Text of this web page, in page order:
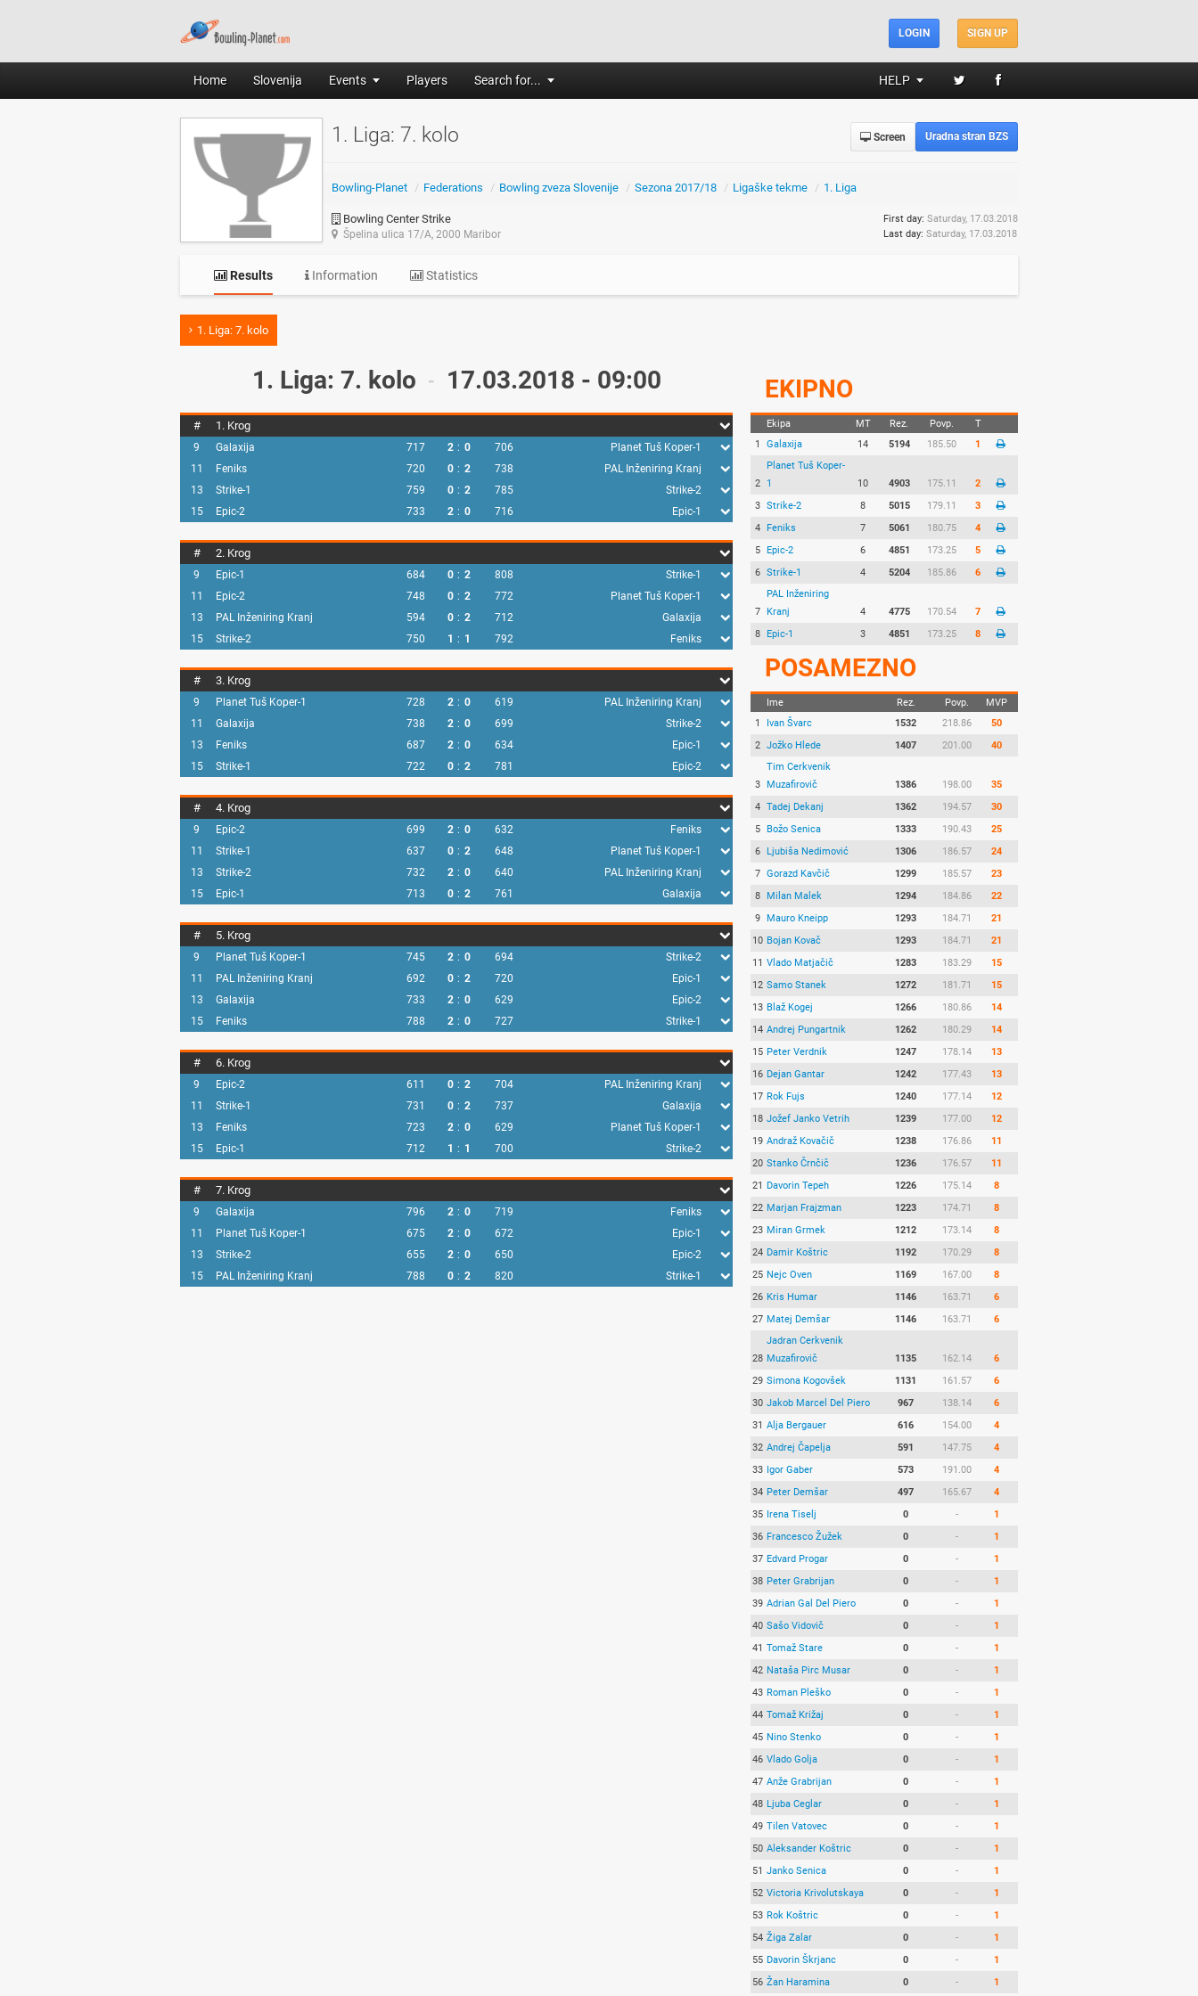
SIGN UP
LOGIN
Home Slovenija Events Players Search for... HELP
1. Liga: 7. kolo Uradna stran BZS
Screen
Bowling-Planet / Federations / Bowling zveza Slovenije / Sezona 2017/18 / Ligaške tekme / 1. Liga
Bowling Center Strike
Špelina ulica 17/A, 2000 Maribor
First day: Saturday, 17.03.2018
Last day: Saturday, 17.03.2018
Results Information Statistics
1. Liga: 7. kolo
1. Liga: 7. kolo - 17.03.2018 - 09:00
# 1. Krog
9 Galaxija 717 2 : 0 706
Planet Tuš Koper-1
11
Feniks 720 0 : 2 738
PAL Inženiring Kranj
13
Strike-1 759 0 : 2 785
Strike-2
15
Epic-2 733 2 : 0 716 Epic-1
# 2. Krog
9 Epic-1 684 0 : 2 808
Strike-1
11
Epic-2 748 0 : 2 772
Planet Tuš Koper-1
13
PAL Inženiring Kranj 594 0 : 2 712
Galaxija
15
Strike-2 750 1 : 1 792 Feniks
# 3. Krog
9 Planet Tuš Koper-1 728 2 : 0 619
PAL Inženiring Kranj
11
Galaxija 738 2 : 0 699
Strike-2
13
Feniks 687 2 : 0 634
Epic-1
15
Strike-1 722 0 : 2 781 Epic-2
# 4. Krog
9 Epic-2 699 2 : 0 632
Feniks
11
Strike-1 637 0 : 2 648
Planet Tuš Koper-1
13
Strike-2 732 2 : 0 640
PAL Inženiring Kranj
15
Epic-1 713 0 : 2 761 Galaxija
# 5. Krog
9 Planet Tuš Koper-1 745 2 : 0 694
Strike-2
11
PAL Inženiring Kranj 692 0 : 2 720
Epic-1
13
Galaxija 733 2 : 0 629
Epic-2
15
Feniks 788 2 : 0 727 Strike-1
# 6. Krog
9 Epic-2 611 0 : 2 704
PAL Inženiring Kranj
11
Strike-1 731 0 : 2 737
Galaxija
13
Feniks 723 2 : 0 629
Planet Tuš Koper-1
15
Epic-1 712 1 : 1 700 Strike-2
# 7. Krog
9 Galaxija 796 2 : 0 719
Feniks
11
Planet Tuš Koper-1 675 2 : 0 672
Epic-1
13
Strike-2 655 2 : 0 650
Epic-2
15
PAL Inženiring Kranj 788 0 : 2 820 Strike-1
EKIPNO
Ekipa MT Rez. Povp.
T
1
Galaxija 14 5194 185.50 1
2
Planet Tuš Koper-
1
10 4903 175.11
2
3 Strike-2 8 5015 179.11
3
4
Feniks 7 5061 180.75
4
5 Epic-2 6 4851 173.25
5
6 Strike-1 4 5204 185.86 6
7
PAL Inženiring
Kranj
4 4775 170.54
7
8
Epic-1 3 4851 173.25 8
POSAMEZNO
Ime Rez. Povp.
MVP
1
Ivan Švarc 1532 218.86
50
2 Jožko Hlede 1407 201.00 40
3
Tim Cerkvenik
Muzafirovič
1386 198.00
35
4 Tadej Dekanj 1362 194.57
30
5 Božo Senica 1333 190.43
25
6
Ljubiša Nedimović 1306 186.57
24
7 Gorazd Kavčič 1299 185.57
23
8
Milan Malek 1294 184.86
22
9 Mauro Kneipp 1293 184.71
21
10 Bojan Kovač 1293 184.71
21
11 Vlado Matjačič 1283 183.29
15
12 Samo Stanek 1272 181.71
15
13 Blaž Kogej 1266 180.86
14
14 Andrej Pungartnik 1262 180.29
14
15 Peter Verdnik 1247 178.14
13
16 Dejan Gantar 1242 177.43
13
17 Rok Fujs 1240 177.14
12
18 Jožef Janko Vetrih 1239 177.00
12
19 Andraž Kovačič 1238 176.86
11
20 Stanko Črnčič 1236 176.57
11
21 Davorin Tepeh 1226 175.14
8
22 Marjan Frajzman 1223 174.71
8
23 Miran Grmek 1212 173.14
8
24 Damir Koštric 1192 170.29
8
25 Nejc Oven 1169 167.00
8
26 Kris Humar 1146 163.71
6
27 Matej Demšar 1146 163.71 6
28
Jadran Cerkvenik
Muzafirovič
1135 162.14
6
29 Simona Kogovšek 1131 161.57
6
30 Jakob Marcel Del Piero 967 138.14
6
31 Alja Bergauer 616 154.00
4
32 Andrej Čapelja 591 147.75
4
33 Igor Gaber 573 191.00
4
34 Peter Demšar 497 165.67
4
35 Irena Tiselj 0 -
1
36 Francesco Žužek 0 -
1
37 Edvard Progar 0 -
1
38 Peter Grabrijan 0 -
1
39 Adrian Gal Del Piero 0 -
1
40 Sašo Vidovič 0 -
1
41 Tomaž Stare 0 -
1
42 Nataša Pirc Musar 0 -
1
43 Roman Pleško 0 -
1
44 Tomaž Križaj 0 -
1
45 Nino Stenko 0 -
1
46 Vlado Golja 0 -
1
47 Anže Grabrijan 0 -
1
48 Ljuba Ceglar 0 -
1
49 Tilen Vatovec 0 -
1
50 Aleksander Koštric 0 -
1
51 Janko Senica 0 -
1
52 Victoria Krivolutskaya 0 -
1
53 Rok Koštric 0 -
1
54 Žiga Zalar 0 -
1
55 Davorin Škrjanc 0 -
1
56 Žan Haramina 0 - 1